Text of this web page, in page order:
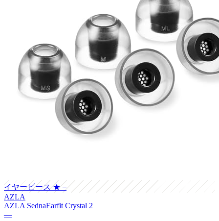
イヤーピース ★ –
AZLA
AZLA SednaEarfit Crystal 2
—